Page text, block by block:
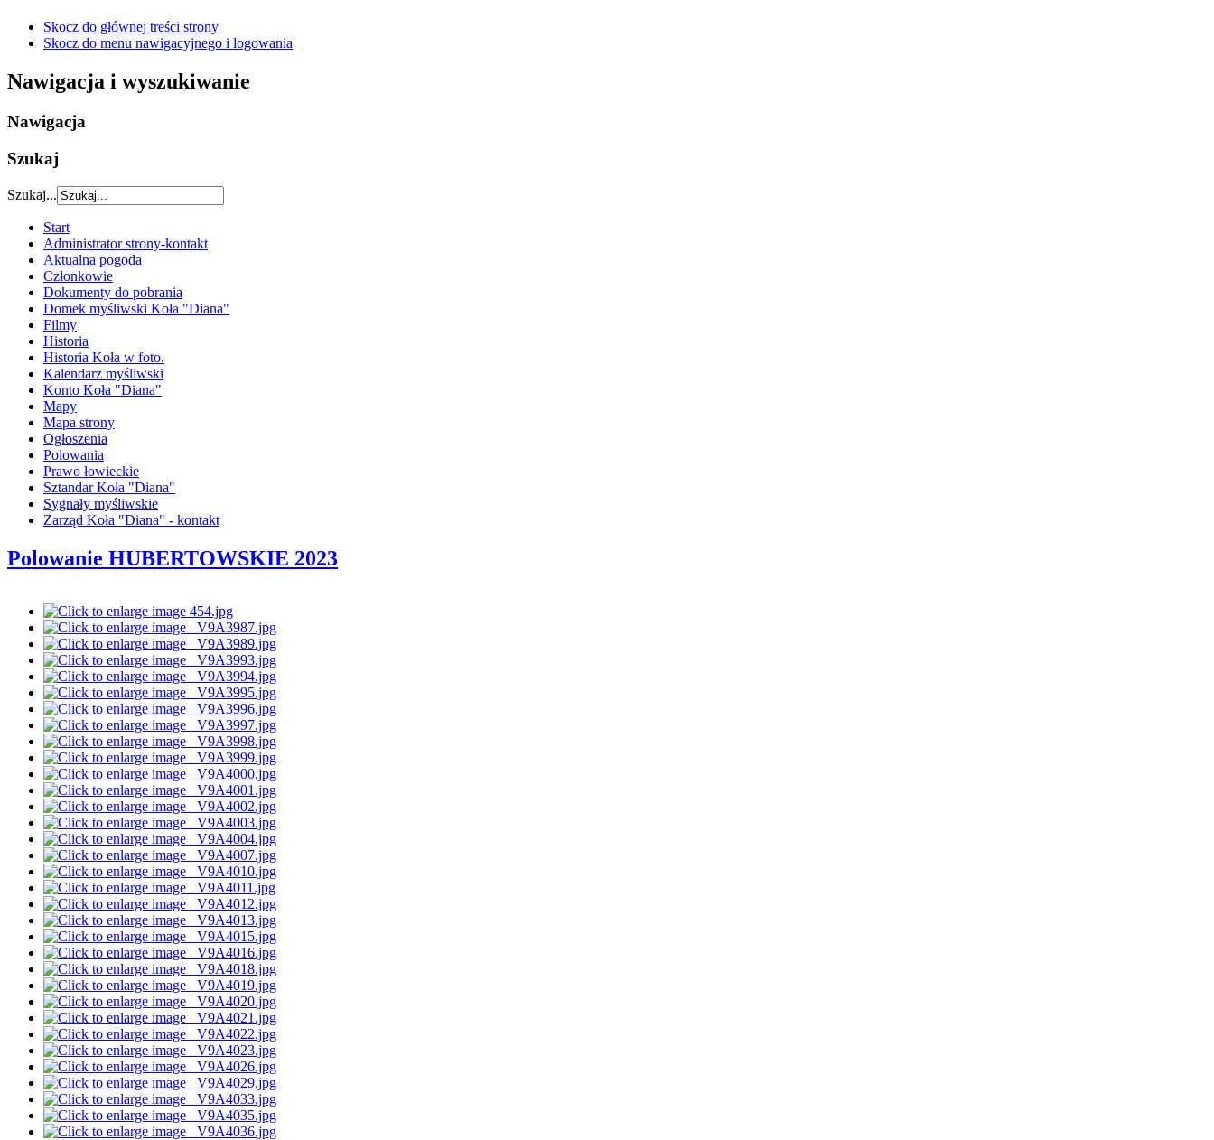
Skocz do głównej treści strony
Skocz do menu nawigacyjnego i logowania
Nawigacja i wyszukiwanie
Nawigacja
Szukaj
Szukaj...
Start
Administrator strony-kontakt
Aktualna pogoda
Członkowie
Dokumenty do pobrania
Domek myśliwski Koła "Diana"
Filmy
Historia
Historia Koła w foto.
Kalendarz myśliwski
Konto Koła "Diana"
Mapy
Mapa strony
Ogłoszenia
Polowania
Prawo łowieckie
Sztandar Koła "Diana"
Sygnały myśliwskie
Zarząd Koła "Diana" - kontakt
Polowanie HUBERTOWSKIE 2023